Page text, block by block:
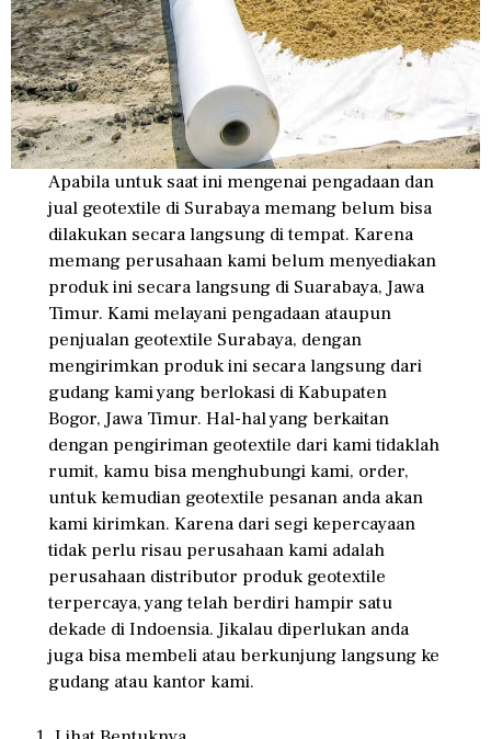
Apabila untuk saat ini mengenai pengadaan dan
jual geotextile di Surabaya memang belum bisa
dilakukan secara langsung di tempat. Karena
memang perusahaan kami belum menyediakan
produk ini secara langsung di Suarabaya, Jawa
Timur. Kami melayani pengadaan ataupun
penjualan geotextile Surabaya, dengan
mengirimkan produk ini secara langsung dari
gudang kami yang berlokasi di Kabupaten
Bogor, Jawa Timur. Hal-hal yang berkaitan
dengan pengiriman geotextile dari kami tidaklah
rumit, kamu bisa menghubungi kami, order,
untuk kemudian geotextile pesanan anda akan
kami kirimkan. Karena dari segi kepercayaan
tidak perlu risau perusahaan kami adalah
perusahaan distributor produk geotextile
terpercaya, yang telah berdiri hampir satu
dekade di Indoensia. Jikalau diperlukan anda
juga bisa membeli atau berkunjung langsung ke
gudang atau kantor kami.